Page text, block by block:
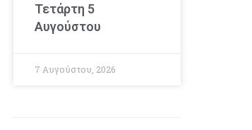
Τετάρτη 5
Αυγούστου
7 Αυγούστου, 2026